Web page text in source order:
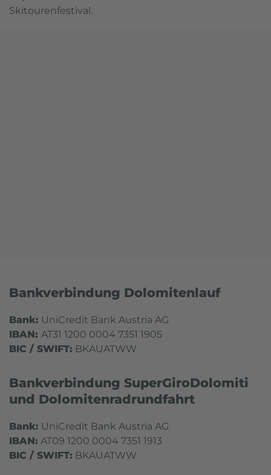
Skitourenfestival.
Bankverbindung Dolomitenlauf
Bank: UniCredit Bank Austria AG
IBAN: AT31 1200 0004 7351 1905
BIC / SWIFT: BKAUATWW
Bankverbindung SuperGiroDolomiti
und Dolomitenradrundfahrt
Bank: UniCredit Bank Austria AG
IBAN: AT09 1200 0004 7351 1913
BIC / SWIFT: BKAUATWW